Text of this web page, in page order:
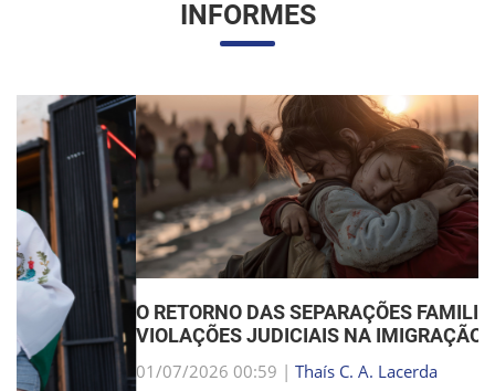
INFORMES
O RETORNO DAS SEPARAÇÕES FAMILIARES:
VIOLAÇÕES JUDICIAIS NA IMIGRAÇÃO DOS EUA
01/07/2026 00:59 |Thaís C. A. Lacerda
Anterior